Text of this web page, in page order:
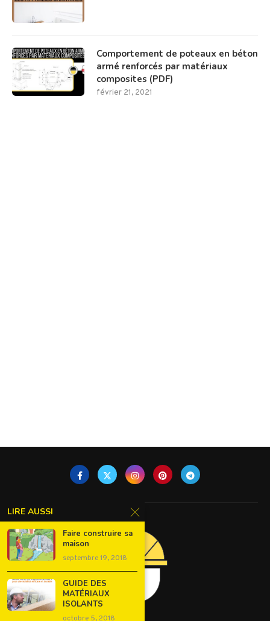
Comportement de poteaux en béton
armé renforcés par matériaux
composites (PDF)
février 21, 2021
LIRE AUSSI
Faire construire sa
maison
septembre 19, 2018
GUIDE DES
MATÉRIAUX
ISOLANTS
octobre 5, 2018